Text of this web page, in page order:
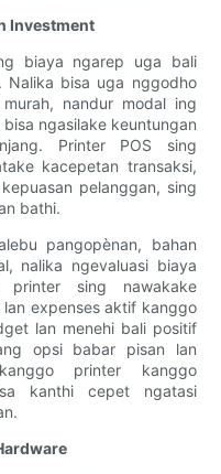
Investment
biaya ngarep uga bali
Nalika bisa uga nggodho
nandur modal ing
ngasilake keuntungan
Printer POS sing
kacepetan transaksi,
pelanggan, sing
bathi.
pangopènan, bahan
nalika ngevaluasi biaya
printer sing nawakake
expenses aktif kanggo
lan menehi bali positif
opsi babar pisan lan
printer kanggo
kanthi cepet ngatasi